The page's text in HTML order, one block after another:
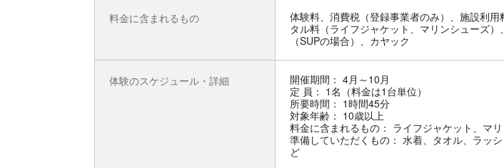
料金に含まれるもの
体験料、消費税（登録事業者のみ）、施設利
タル料（ライフジャケット、マリンシューズ
（SUPの場合）、カヤック
体験のスケジュール・詳細
開催期間： 4月～10月
定 員： 1名（料金は1台単位）
所要時間： 1時間45分
対象年齢： 10歳以上
料金に含まれるもの： ライフジャケット、マ
準備していただくもの： 水着、タオル、ラッ
ど